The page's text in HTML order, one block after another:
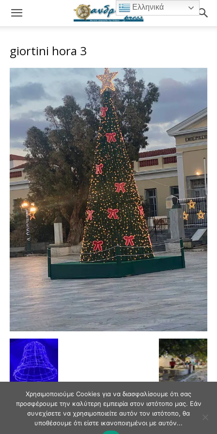
giortini hora 3
Ελληνικά
Χρησιμοποιούμε Cookies για να διασφαλίσουμε ότι σας
προσφέρουμε την καλύτερη εμπειρία στον ιστότοπο μας. Εάν
συνεχίσετε να χρησιμοποιείτε αυτόν τον ιστότοπο, θα
υποθέσουμε ότι είστε ικανοποιημένοι με αυτόν...